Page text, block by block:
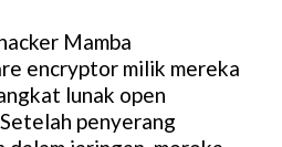
Mamba
encryptor milik mereka
lunak open
penyerang